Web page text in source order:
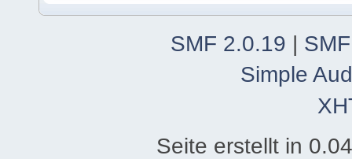
SMF 2.0.19 |
Simple
Seite erstellt in